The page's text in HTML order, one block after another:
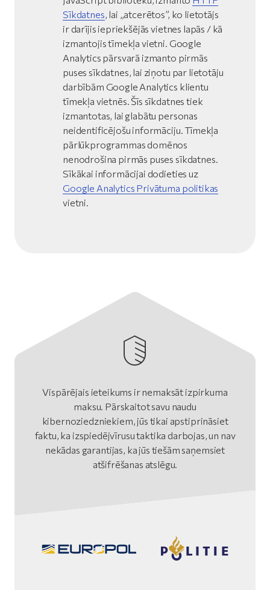
Sīkdatnes, lai „atcerētos”, ko lietotājs
ir darījis iepriekšējās vietnes lapās / kā
izmantojis tīmekļa vietni. Google
Analytics pārsvarā izmanto pirmās
puses sīkdatnes, lai ziņotu par lietotāju
darbībām Google Analytics klientu
tīmekļa vietnēs. Šīs sīkdatnes tiek
izmantotas, lai glabātu personas
neidentificējošu informāciju. Tīmekļa
pārlūkprogrammas domēnos
nenodrošina pirmās puses sīkdatnes.
Sīkākai informācijai dodieties uz
Google Analytics Privātuma politikas
vietni.
Vispārējais ieteikums ir nemaksāt izpirkuma
maksu. Pārskaitot savu naudu
kibernoziedzniekiem, jūs tikai apstiprināsiet
faktu, ka izspiedējvīrusu taktika darbojas, un nav
nekādas garantijas, ka jūs tiešām saņemsiet
atšifrēšanas atslēgu.